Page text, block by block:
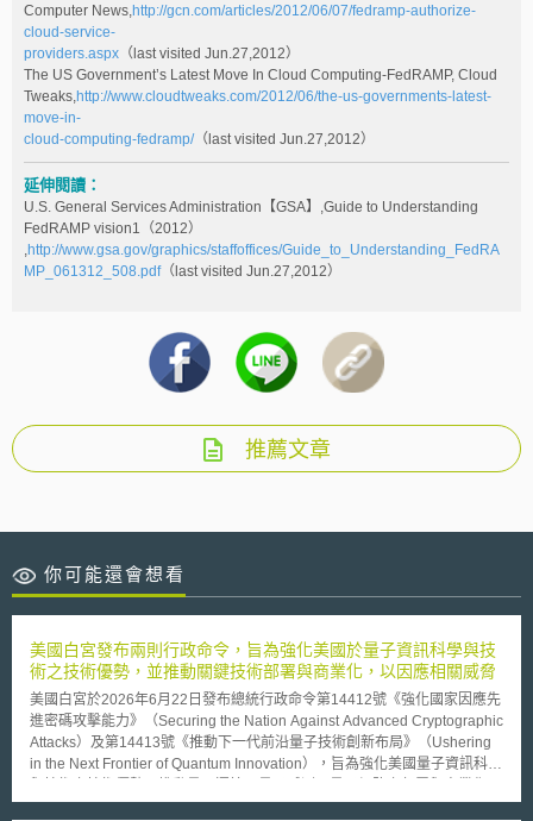
Computer News,http://gcn.com/articles/2012/06/07/fedramp-authorize-
cloud-service-
providers.aspx （last visited Jun.27,2012）
The US Government’s Latest Move In Cloud Computing-FedRAMP, Cloud
Tweaks,http://www.cloudtweaks.com/2012/06/the-us-governments-latest-
move-in-
cloud-computing-fedramp/（last visited Jun.27,2012）
延伸閱讀：
U.S. General Services Administration【GSA】,Guide to Understanding
FedRAMP vision1（2012）
,http://www.gsa.gov/graphics/staffoffices/Guide_to_Understanding_FedRA
MP_061312_508.pdf（last visited Jun.27,2012）
推薦文章
你可能還會想看
美國白宮發布兩則行政命令，旨為強化美國於量子資訊科學與技
術之技術優勢，並推動關鍵技術部署與商業化，以因應相關威脅
美國白宮於2026年6月22日發布總統行政命令第14412號《強化國家因應先
進密碼攻擊能力》（Securing the Nation Against Advanced Cryptographic
Attacks）及第14413號《推動下一代前沿量子技術創新布局》（Ushering
in the Next Frontier of Quantum Innovation），旨為強化美國量子資訊科學
並加速導入後量子密碼學（Post-Quantum Cryptography, PQC），以因應